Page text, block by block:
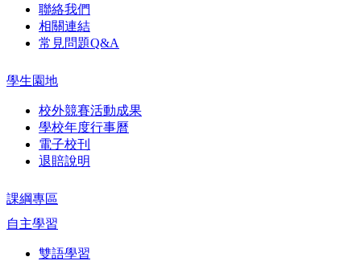
聯絡我們
相關連結
常見問題Q&A
學生園地
校外競賽活動成果
學校年度行事曆
電子校刊
退賠說明
課綱專區
自主學習
雙語學習